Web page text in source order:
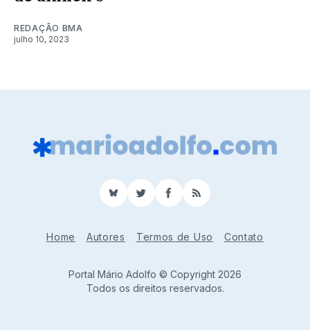
REDAÇÃO BMA
julho 10, 2023
BlueSkyTwitterFacebook
RSS
Home Autores Termos de Uso Contato
Portal Mário Adolfo © Copyright 2026
Todos os direitos reservados.